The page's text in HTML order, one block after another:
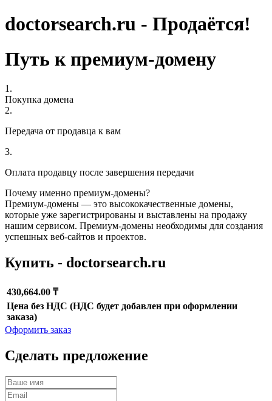
doctorsearch.ru - Продаётся!
Путь к премиум-домену
1.
Покупка домена
2.
Передача от продавца к вам
3.
Оплата продавцу после завершения передачи
Почему именно премиум-домены?
Премиум-домены — это высококачественные домены,
которые уже зарегистрированы и выставлены на продажу
нашим сервисом. Премиум-домены необходимы для создания
успешных веб-сайтов и проектов.
Купить - doctorsearch.ru
430,664.00 ₸
Цена без НДС (НДС будет добавлен при оформлении
заказа)
Оформить заказ
Сделать предложение